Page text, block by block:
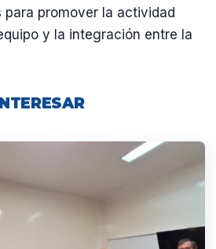
promover la actividad
y la integración entre la